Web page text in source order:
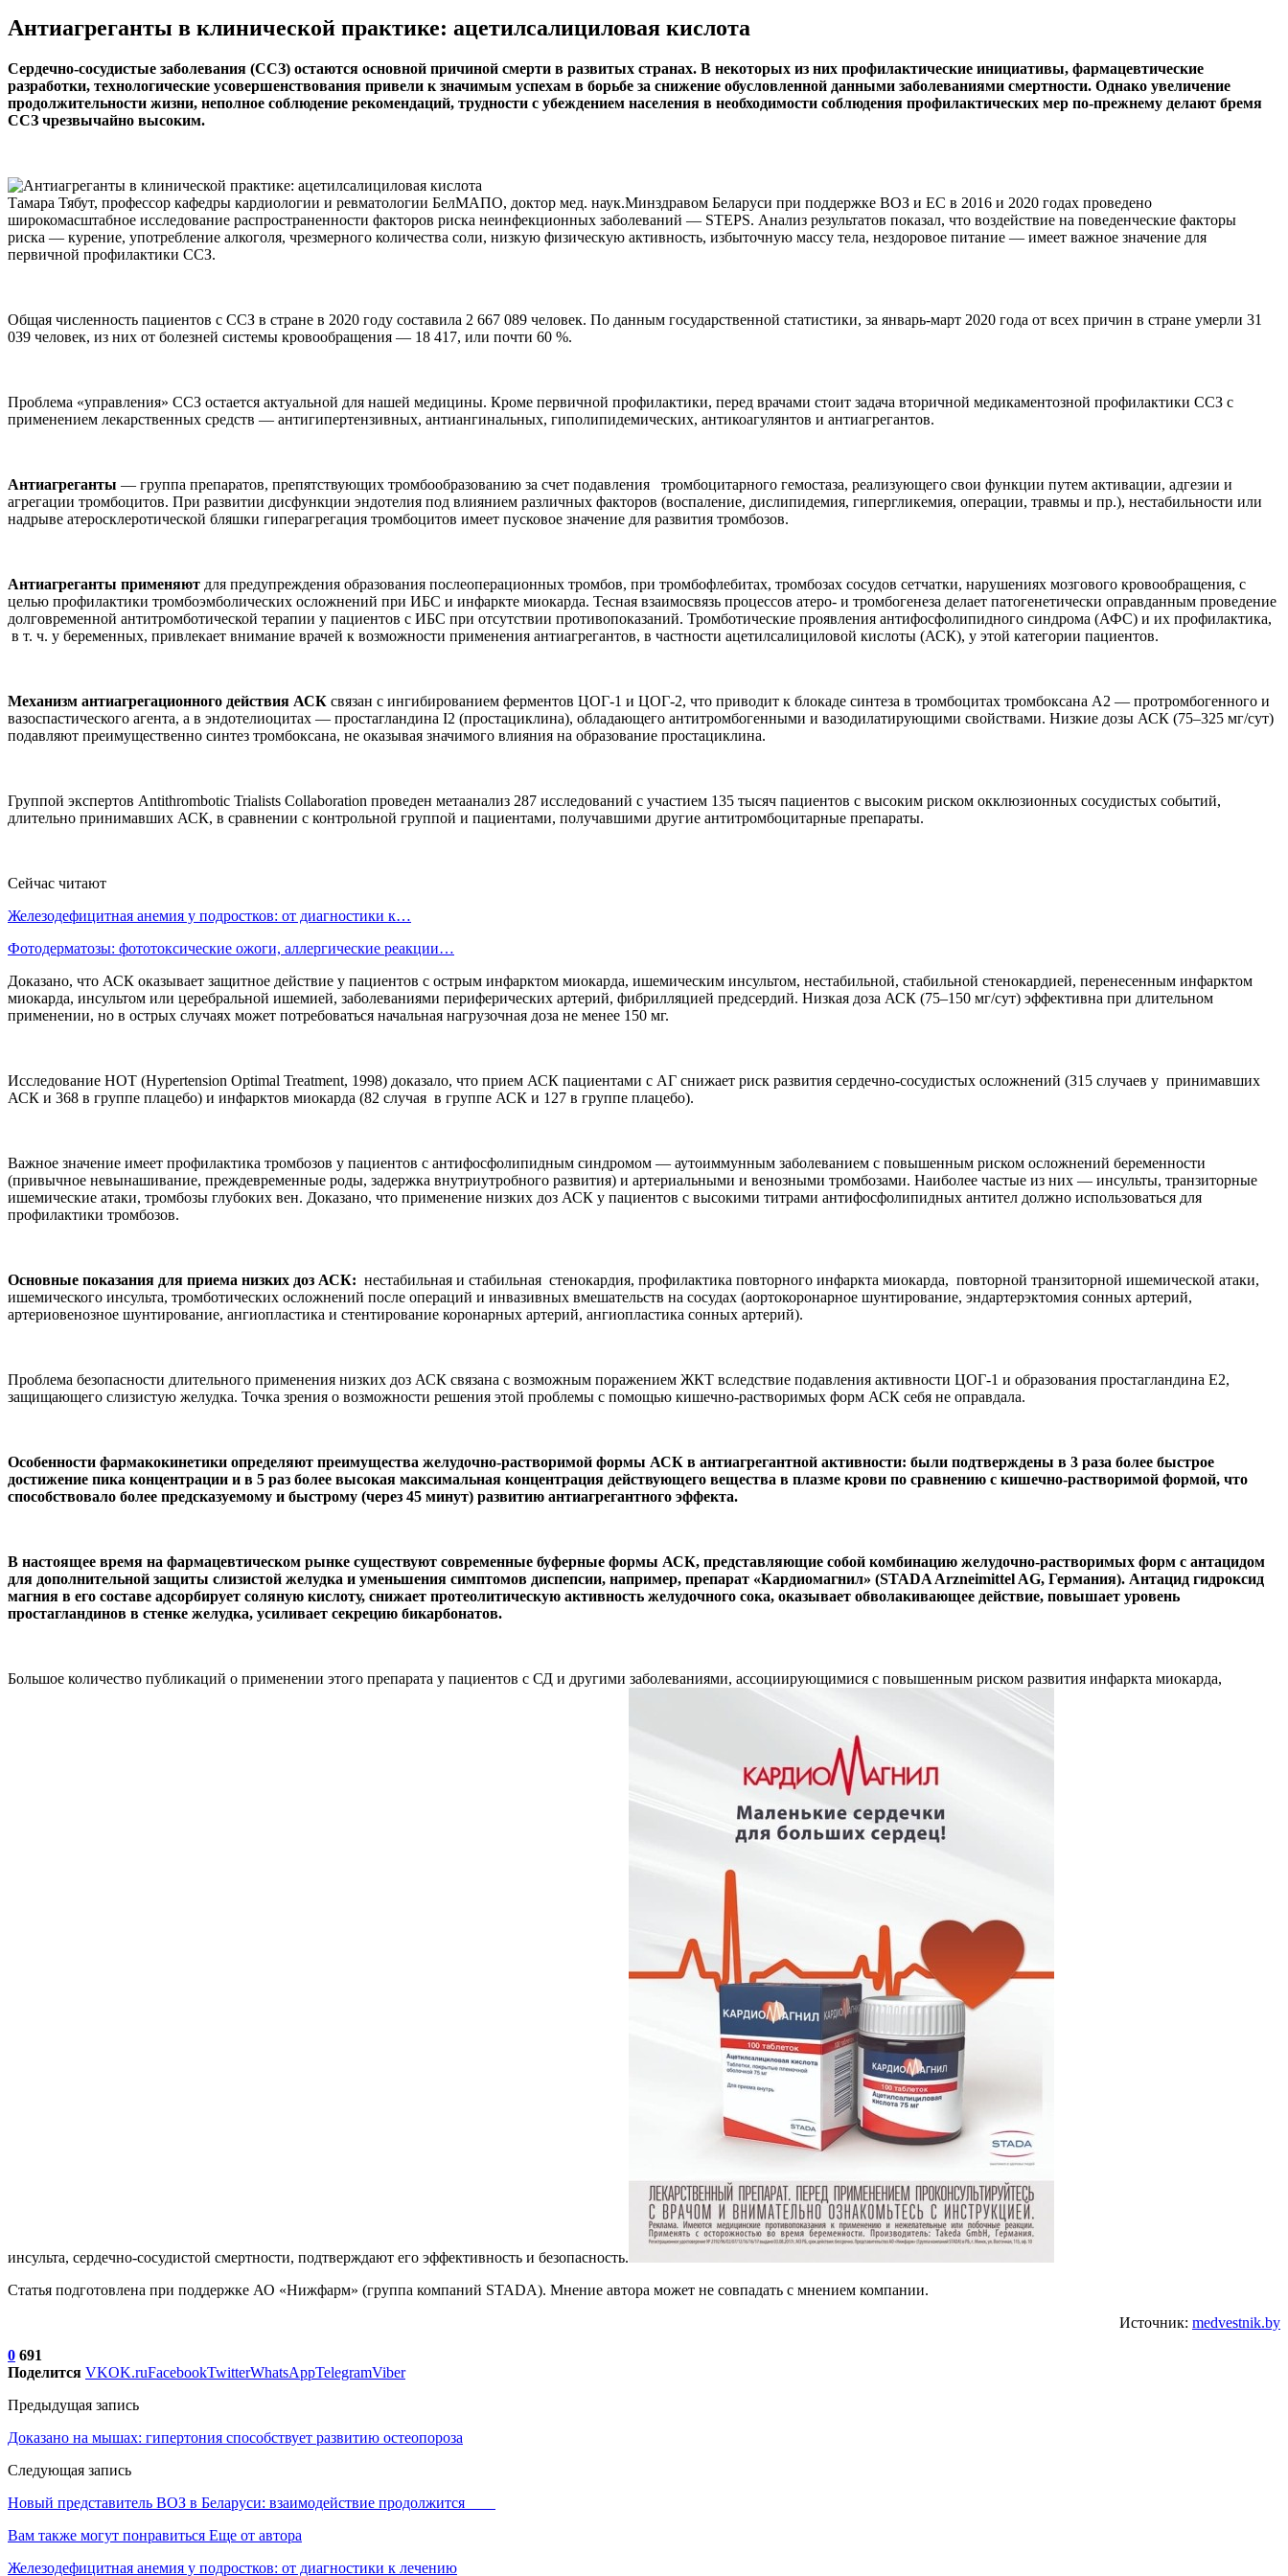
Антиагреганты в клинической практике: ацетилсалициловая кислота
Сердечно-сосудистые заболевания (ССЗ) остаются основной причиной смерти в развитых странах. В некоторых из них профилактические инициативы, фармацевтические
разработки, технологические усовершенствования привели к значимым успехам в борьбе за снижение обусловленной данными заболеваниями смертности. Однако увеличение
продолжительности жизни, неполное соблюдение рекомендаций, трудности с убеждением населения в необходимости соблюдения профилактических мер по-прежнему делают бремя
ССЗ чрезвычайно высоким.
Тамара Тябут, профессор кафедры кардиологии и ревматологии БелМАПО, доктор мед. наук.Минздравом Беларуси при поддержке ВОЗ и ЕС в 2016 и 2020 годах проведено
широкомасштабное исследование распространенности факторов риска неинфекционных заболеваний — STEPS. Анализ результатов показал, что воздействие на поведенческие факторы
риска — курение, употребление алкоголя, чрезмерного количества соли, низкую физическую активность, избыточную массу тела, нездоровое питание — имеет важное значение для
первичной профилактики ССЗ.
Общая численность пациентов с ССЗ в стране в 2020 году составила 2 667 089 человек. По данным государственной статистики, за январь-март 2020 года от всех причин в стране умерли 31
039 человек, из них от болезней системы кровообращения — 18 417, или почти 60 %.
Проблема «управления» ССЗ остается актуальной для нашей медицины. Кроме первичной профилактики, перед врачами стоит задача вторичной медикаментозной профилактики ССЗ с
применением лекарственных средств — антигипертензивных, антиангинальных, гиполипидемических, антикоагулянтов и антиагрегантов.
Антиагреганты — группа препаратов, препятствующих тромбообразованию за счет подавления тромбоцитарного гемостаза, реализующего свои функции путем активации, адгезии и
агрегации тромбоцитов. При развитии дисфункции эндотелия под влиянием различных факторов (воспаление, дислипидемия, гипергликемия, операции, травмы и пр.), нестабильности или
надрыве атеросклеротической бляшки гиперагрегация тромбоцитов имеет пусковое значение для развития тромбозов.
Антиагреганты применяют для предупреждения образования послеоперационных тромбов, при тромбофлебитах, тромбозах сосудов сетчатки, нарушениях мозгового кровообращения, с
целью профилактики тромбоэмболических осложнений при ИБС и инфаркте миокарда. Тесная взаимосвязь процессов атеро- и тромбогенеза делает патогенетически оправданным проведение
долговременной антитромботической терапии у пациентов с ИБС при отсутствии противопоказаний. Тромботические проявления антифосфолипидного синдрома (АФС) и их профилактика,
в т. ч. у беременных, привлекает внимание врачей к возможности применения антиагрегантов, в частности ацетилсалициловой кислоты (АСК), у этой категории пациентов.
Механизм антиагрегационного действия АСК связан с ингибированием ферментов ЦОГ-1 и ЦОГ-2, что приводит к блокаде синтеза в тромбоцитах тромбоксана А2 — протромбогенного и
вазоспастического агента, а в эндотелиоцитах — простагландина I2 (простациклина), обладающего антитромбогенными и вазодилатирующими свойствами. Низкие дозы АСК (75–325 мг/сут)
подавляют преимущественно синтез тромбоксана, не оказывая значимого влияния на образование простациклина.
Группой экспертов Antithrombotic Trialists Collaboration проведен метаанализ 287 исследований с участием 135 тысяч пациентов с высоким риском окклюзионных сосудистых событий,
длительно принимавших АСК, в сравнении с контрольной группой и пациентами, получавшими другие антитромбоцитарные препараты.
Сейчас читают
Железодефицитная анемия у подростков: от диагностики к…
Фотодерматозы: фототоксические ожоги, аллергические реакции…
Доказано, что АСК оказывает защитное действие у пациентов с острым инфарктом миокарда, ишемическим инсультом, нестабильной, стабильной стенокардией, перенесенным инфарктом
миокарда, инсультом или церебральной ишемией, заболеваниями периферических артерий, фибрилляцией предсердий. Низкая доза АСК (75–150 мг/сут) эффективна при длительном
применении, но в острых случаях может потребоваться начальная нагрузочная доза не менее 150 мг.
Исследование HOT (Hypertension Optimal Treatment, 1998) доказало, что прием АСК пациентами с АГ снижает риск развития сердечно-сосудистых осложнений (315 случаев у принимавших
АСК и 368 в группе плацебо) и инфарктов миокарда (82 случая в группе АСК и 127 в группе плацебо).
Важное значение имеет профилактика тромбозов у пациентов с антифосфолипидным синдромом — аутоиммунным заболеванием с повышенным риском осложнений беременности
(привычное невынашивание, преждевременные роды, задержка внутриутробного развития) и артериальными и венозными тромбозами. Наиболее частые из них — инсульты, транзиторные
ишемические атаки, тромбозы глубоких вен. Доказано, что применение низких доз АСК у пациентов с высокими титрами антифосфолипидных антител должно использоваться для
профилактики тромбозов.
Основные показания для приема низких доз АСК: нестабильная и стабильная стенокардия, профилактика повторного инфаркта миокарда, повторной транзиторной ишемической атаки,
ишемического инсульта, тромботических осложнений после операций и инвазивных вмешательств на сосудах (аортокоронарное шунтирование, эндартерэктомия сонных артерий,
артериовенозное шунтирование, ангиопластика и стентирование коронарных артерий, ангиопластика сонных артерий).
Проблема безопасности длительного применения низких доз АСК связана с возможным поражением ЖКТ вследствие подавления активности ЦОГ-1 и образования простагландина E2,
защищающего слизистую желудка. Точка зрения о возможности решения этой проблемы с помощью кишечно-растворимых форм АСК себя не оправдала.
Особенности фармакокинетики определяют преимущества желудочно-растворимой формы АСК в антиагрегантной активности: были подтверждены в 3 раза более быстрое
достижение пика концентрации и в 5 раз более высокая максимальная концентрация действующего вещества в плазме крови по сравнению с кишечно-растворимой формой, что
способствовало более предсказуемому и быстрому (через 45 минут) развитию антиагрегантного эффекта.
В настоящее время на фармацевтическом рынке существуют современные буферные формы АСК, представляющие собой комбинацию желудочно-растворимых форм с антацидом
для дополнительной защиты слизистой желудка и уменьшения симптомов диспепсии, например, препарат «Кардиомагнил» (STADA Arzneimittel AG, Германия). Антацид гидроксид
магния в его составе адсорбирует соляную кислоту, снижает протеолитическую активность желудочного сока, оказывает обволакивающее действие, повышает уровень
простагландинов в стенке желудка, усиливает секрецию бикарбонатов.
Большое количество публикаций о применении этого препарата у пациентов с СД и другими заболеваниями, ассоциирующимися с повышенным риском развития инфаркта миокарда,
инсульта, сердечно-сосудистой смертности, подтверждают его эффективность и безопасность.
Статья подготовлена при поддержке АО «Нижфарм» (группа компаний STADA). Мнение автора может не совпадать с мнением компании.
Источник: medvestnik.by
0 691
Поделится VKOK.ruFacebookTwitterWhatsAppTelegramViber
Предыдущая запись
Доказано на мышах: гипертония способствует развитию остеопороза
Следующая запись
Новый представитель ВОЗ в Беларуси: взаимодействие продолжится
Вам также могут понравиться Еще от автора
Железодефицитная анемия у подростков: от диагностики к лечению